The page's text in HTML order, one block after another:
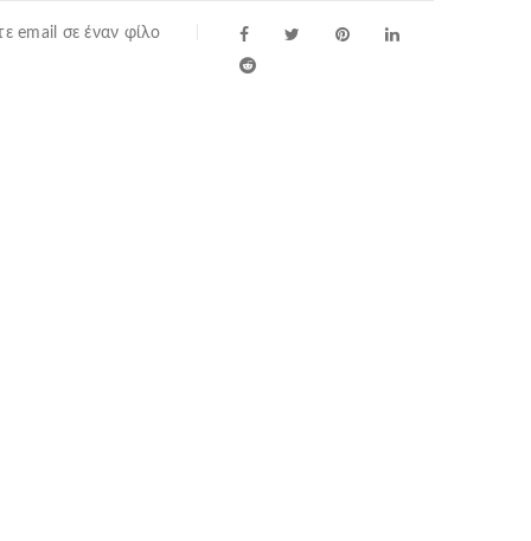
email σε έναν φίλο